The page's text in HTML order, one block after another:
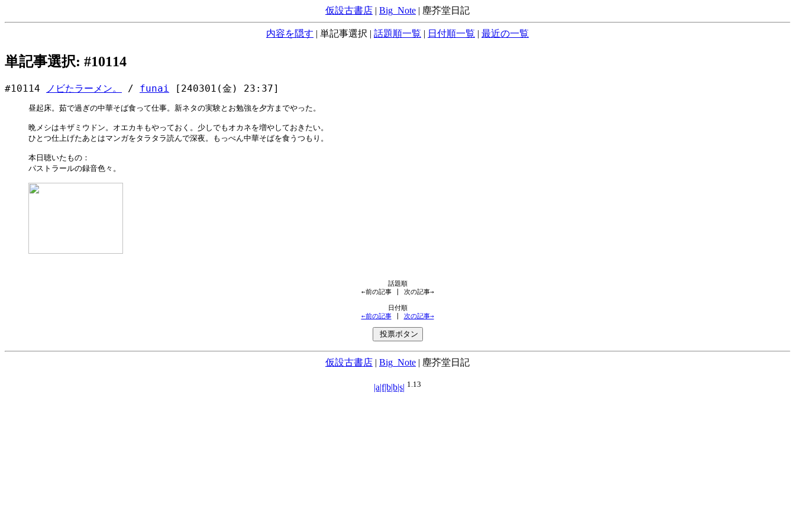
仮設古書店 | Big_Note | 塵芥堂日記
内容を隠す | 単記事選択 | 話題順一覧 | 日付順一覧 | 最近の一覧
単記事選択: #10114
#10114 ノビたラーメン。 / funai [240301(金) 23:37]
昼起床。茹で過ぎの中華そば食って仕事。新ネタの実験とお勉強を夕方までやった。
晩メシはキザミウドン。オエカキもやっておく。少しでもオカネを増やしておきたい。
ひとつ仕上げたあとはマンガをタラタラ読んで深夜。もっぺん中華そばを食うつもり。
本日聴いたもの：
パストラールの録音色々。
話題順
←前の記事 | 次の記事→
日付順
←前の記事 | 次の記事→
仮設古書店 | Big_Note | 塵芥堂日記
|a|f|b|b|s| 1.13